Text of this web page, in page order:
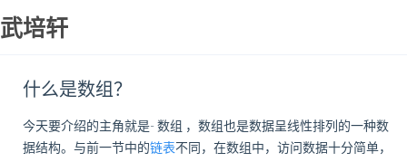
武培轩
什么是数组？
今天要介绍的主角就是- 数组 ，数组也是数据呈线性排列的一种数
据结构。与前一节中的链表不同，在数组中，访问数据十分简单，